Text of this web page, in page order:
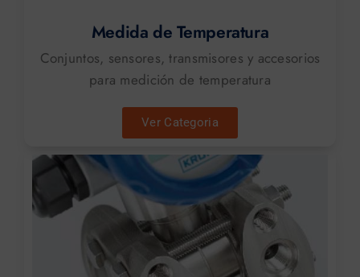
Medida de Temperatura
Conjuntos, sensores, transmisores y accesorios
para medición de temperatura
Ver Categoria